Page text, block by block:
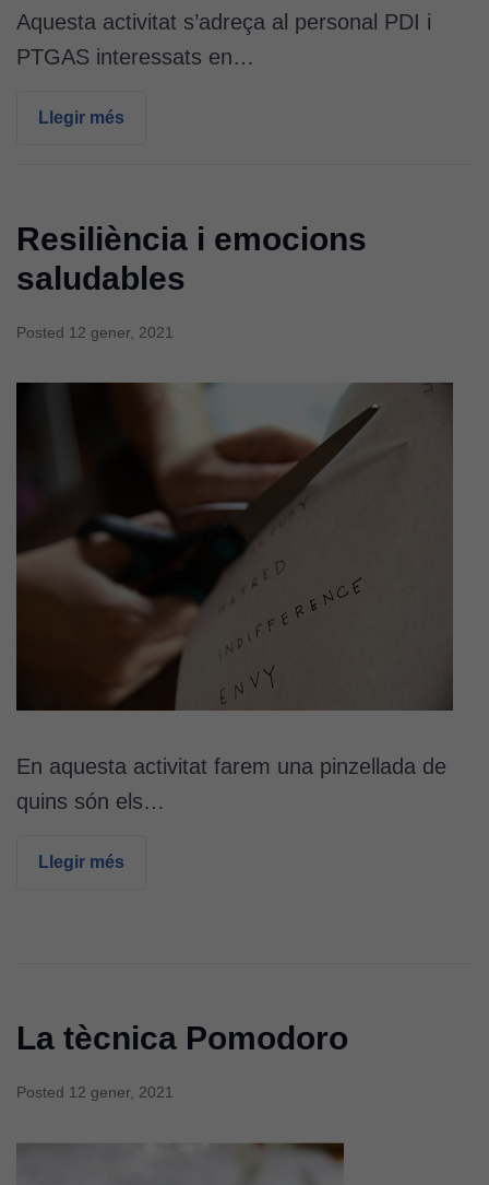
Aquesta activitat s’adreça al personal PDI i
PTGAS interessats en…
Llegir més
Resiliència i emocions
saludables
Posted 12 gener, 2021
En aquesta activitat farem una pinzellada de
quins són els…
Llegir més
La tècnica Pomodoro
Posted 12 gener, 2021